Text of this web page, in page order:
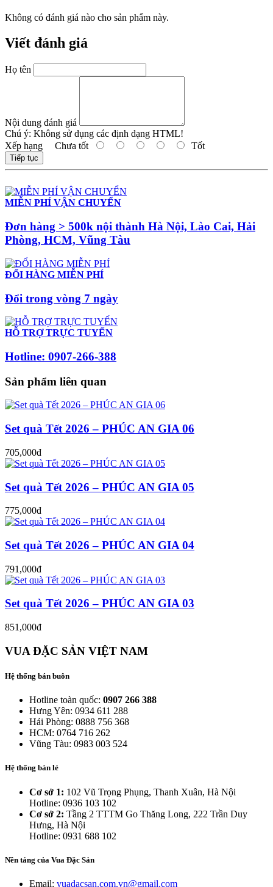
Không có đánh giá nào cho sản phẩm này.
Viết đánh giá
Họ tên
Nội dung đánh giá
Chú ý: Không sử dụng các định dạng HTML!
Xếp hạng Chưa tốt Tốt
Tiếp tục
MIỄN PHÍ VẬN CHUYỂN
Đơn hàng > 500k nội thành Hà Nội, Lào Cai, Hải
Phòng, HCM, Vũng Tàu
ĐỔI HÀNG MIỄN PHÍ
Đổi trong vòng 7 ngày
HỖ TRỢ TRỰC TUYẾN
Hotline: 0907-266-388
Sản phẩm liên quan
Set quà Tết 2026 – PHÚC AN GIA 06
705,000đ
Set quà Tết 2026 – PHÚC AN GIA 05
775,000đ
Set quà Tết 2026 – PHÚC AN GIA 04
791,000đ
Set quà Tết 2026 – PHÚC AN GIA 03
851,000đ
VUA ĐẶC SẢN VIỆT NAM
Hệ thống bán buôn
Hotline toàn quốc: 0907 266 388
Hưng Yên: 0934 611 288
Hải Phòng: 0888 756 368
HCM: 0764 716 262
Vũng Tàu: 0983 003 524
Hệ thống bán lẻ
Cơ sở 1: 102 Vũ Trọng Phụng, Thanh Xuân, Hà Nội
Hotline: 0936 103 102
Cơ sở 2: Tầng 2 TTTM Go Thăng Long, 222 Trần Duy
Hưng, Hà Nội
Hotline: 0931 688 102
Nền tảng của Vua Đặc Sản
Email: vuadacsan.com.vn@gmail.com